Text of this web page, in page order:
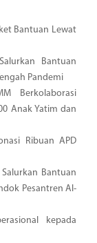
Bantuan Lewat
Bantuan
Pandemi
Berkolaborasi
Anak Yatim dan
Ribuan APD
Bantuan
Pesantren Al-
kepada